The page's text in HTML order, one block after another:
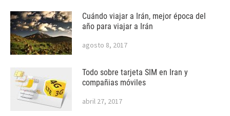
Cuándo viajar a Irán, mejor época del
año para viajar a Irán
agosto 8, 2017
Todo sobre tarjeta SIM en Iran y
compañias móviles
abril 27, 2017